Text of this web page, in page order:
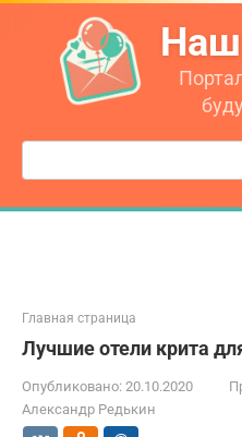
Перейти
контенту
Поиск:
Главная страница
Лучшие отели крита
Опубликовано: 20.10.2020
Александр Редькин